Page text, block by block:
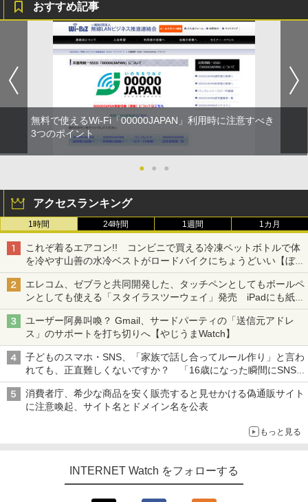
おすすめ記事
無料で使えるWi-Fi「00000JAPAN」利用時に注意すべき
3つのポイント
● ● ●
アクセスランキング
1時間 24時間 1週間 1カ月
これぞ着るエアコン!! コンビニで買える冷凍ペットボトルで体
を冷やす山善の水冷ベストがロードバイクにちょうどいい【ぼっ
ち・ざ・ろーど！その14】【空いた時間でなにしてる？】
エレコム、ゼブラと共同開発した、タッチペンとしてもボールペ
ンとしても使える「スタイラスツーウェイ」発売 iPadにも紙に
も、持ち替えずに書き込める
ユーザー阿鼻叫喚？ Gmail、サードパーティの「送信元アドレ
ス」のサポートを打ち切りへ【やじうまWatch】
子どものスマホ・SNS、「家族で話し合ってルール作り」と言わ
れても、正直難しくないですか？ 「16歳になった瞬間にSNS
デビューする方が怖い」という上沼紫野弁護士にヒントを聞く
消費者庁、希少な商品を安く販売すると見せかける偽通販サイト
に注意喚起、サイト名とドメイン名を公表
もっと見る
INTERNET Watch をフォローする